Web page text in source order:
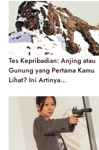
Tes Kepribadian: Anjing atau
Gunung yang Pertama Kamu
Lihat? Ini Artinya...